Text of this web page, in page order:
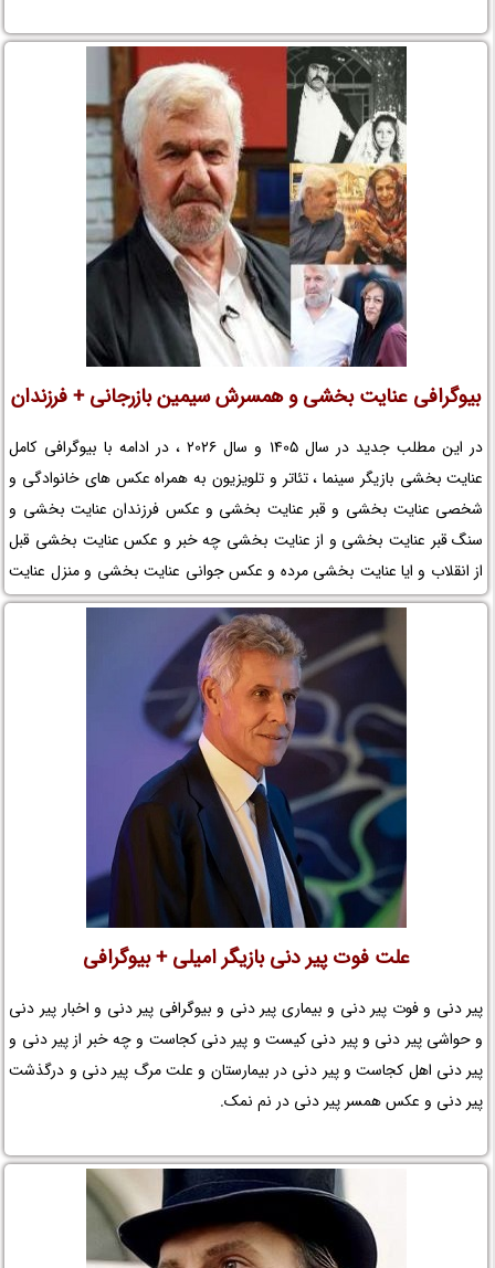
بیوگرافی عنایت بخشی و همسرش سیمین بازرجانی + فرزندان
در این مطلب جدید در سال 1405 و سال 2026 ، در ادامه با بیوگرافی کامل
عنایت بخشی بازیگر سینما ، تئاتر و تلویزیون به همراه عکس های خانوادگی و
شخصی عنایت بخشی و قبر عنایت بخشی و عکس فرزندان عنایت بخشی و
سنگ قبر عنایت بخشی و از عنایت بخشی چه خبر و عکس عنایت بخشی قبل
از انقلاب و ایا عنایت بخشی مرده و عکس جوانی عنایت بخشی و منزل عنایت
بخشی با شما در نم نمک خواهیم بود.
علت فوت پیر دنی بازیگر امیلی + بیوگرافی
پیر دنی و فوت پیر دنی و بیماری پیر دنی و بیوگرافی پیر دنی و اخبار پیر دنی
و حواشی پیر دنی و پیر دنی کیست و پیر دنی کجاست و چه خبر از پیر دنی و
پیر دنی اهل کجاست و پیر دنی در بیمارستان و علت مرگ پیر دنی و درگذشت
پیر دنی و عکس همسر پیر دنی در نم نمک.